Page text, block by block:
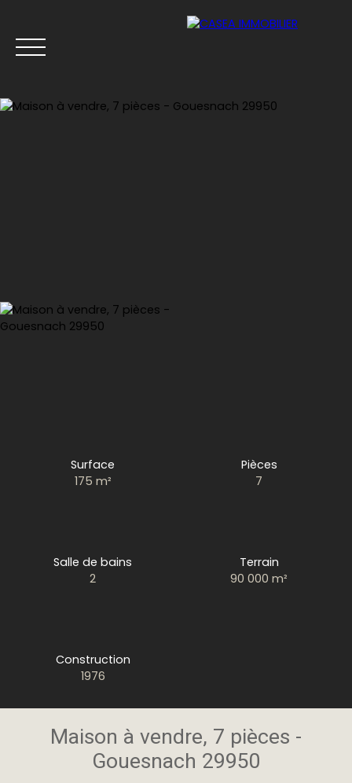
Surface
175 m²
Pièces
7
Salle de bains
2
Terrain
90 000m²
Construction
1976
Maison à vendre, 7 pièces -
Gouesnach 29950